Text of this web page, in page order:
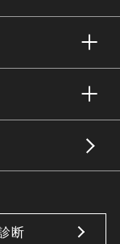
断